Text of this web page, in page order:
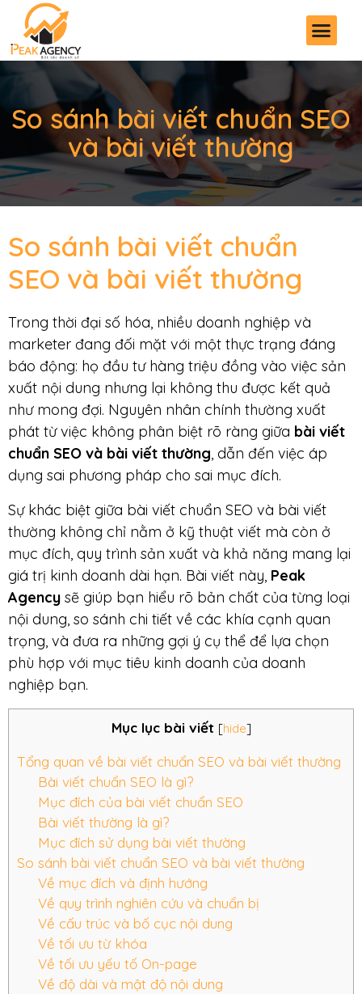
So sánh bài viết chuẩn SEO
và bài viết thường
So sánh bài viết chuẩn
SEO và bài viết thường
Trong thời đại số hóa, nhiều doanh nghiệp và
marketer đang đối mặt với một thực trạng đáng
báo động: họ đầu tư hàng triệu đồng vào việc sản
xuất nội dung nhưng lại không thu được kết quả
như mong đợi. Nguyên nhân chính thường xuất
phát từ việc không phân biệt rõ ràng giữa bài viết
chuẩn SEO và bài viết thường, dẫn đến việc áp
dụng sai phương pháp cho sai mục đích.
Sự khác biệt giữa bài viết chuẩn SEO và bài viết
thường không chỉ nằm ở kỹ thuật viết mà còn ở
mục đích, quy trình sản xuất và khả năng mang lại
giá trị kinh doanh dài hạn. Bài viết này, Peak
Agency sẽ giúp bạn hiểu rõ bản chất của từng loại
nội dung, so sánh chi tiết về các khía cạnh quan
trọng, và đưa ra những gợi ý cụ thể để lựa chọn
phù hợp với mục tiêu kinh doanh của doanh
nghiệp bạn.
Mục lục bài viết [hide]
Tổng quan về bài viết chuẩn SEO và bài viết thường
Bài viết chuẩn SEO là gì?
Mục đích của bài viết chuẩn SEO
Bài viết thường là gì?
Mục đích sử dụng bài viết thường
So sánh bài viết chuẩn SEO và bài viết thường
Về mục đích và định hướng
Về quy trình nghiên cứu và chuẩn bị
Về cấu trúc và bố cục nội dung
Về tối ưu từ khóa
Về tối ưu yếu tố On-page
Về độ dài và mật độ nội dung